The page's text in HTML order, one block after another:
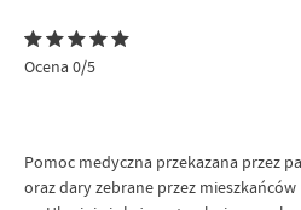
Ocena 0/5
Pomoc medyczna przekazana przez
oraz dary zebrane przez